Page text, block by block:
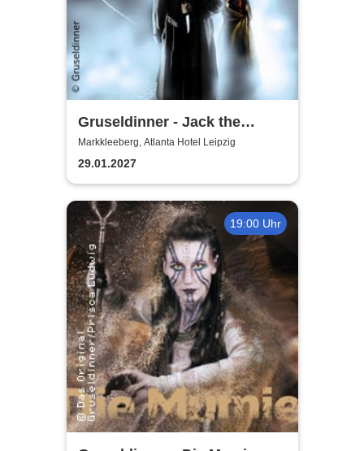
Gruseldinner - Jack the
Ripper
Markkleeberg, Atlanta Hotel Leipzig
29.01.2027
19:00 Uhr